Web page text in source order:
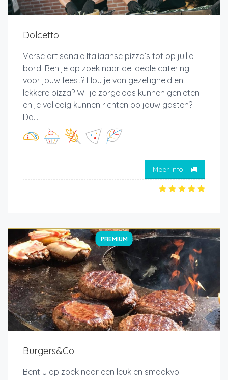
Dolcetto
Verse artisanale Italiaanse pizza’s tot op jullie
bord. Ben je op zoek naar de ideale catering
voor jouw feest? Hou je van gezelligheid en
lekkere pizza? Wil je zorgeloos kunnen genieten
en je volledig kunnen richten op jouw gasten?
Da...
Meer info
PREMIUM
Burgers&Co
Bent u op zoek naar een leuk en smaakvol